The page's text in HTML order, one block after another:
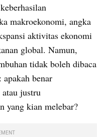
makroekonomi, angka
aktivitas ekonomi
global. Namun,
tidak boleh dibaca
benar
justru
yang kian melebar?